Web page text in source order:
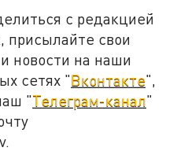
с редакцией
присылайте свои
новости на наши
сетях "Вконтакте",
"Телеграм-канал"